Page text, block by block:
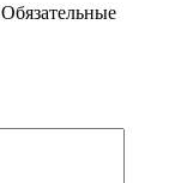
Обязательные